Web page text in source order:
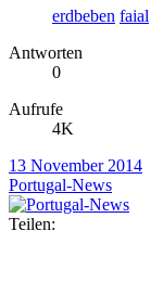
erdbeben faial
Antworten
0
Aufrufe
4K
13 November 2014
Portugal-News
Teilen: